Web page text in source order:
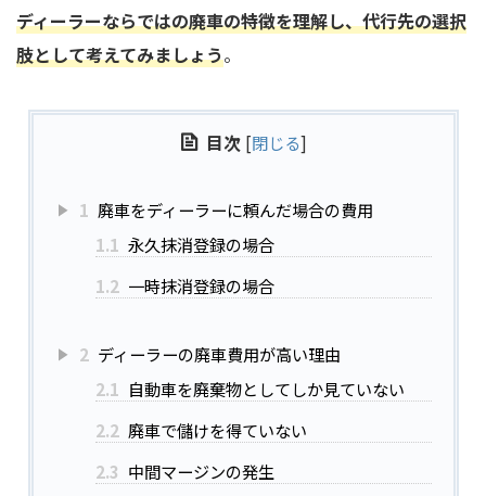
ディーラーならではの廃車の特徴を理解し、代行先の選択
肢として考えてみましょう。
目次 [閉じる]
1 廃車をディーラーに頼んだ場合の費用
1.1 永久抹消登録の場合
1.2 一時抹消登録の場合
2 ディーラーの廃車費用が高い理由
2.1 自動車を廃棄物としてしか見ていない
2.2 廃車で儲けを得ていない
2.3 中間マージンの発生